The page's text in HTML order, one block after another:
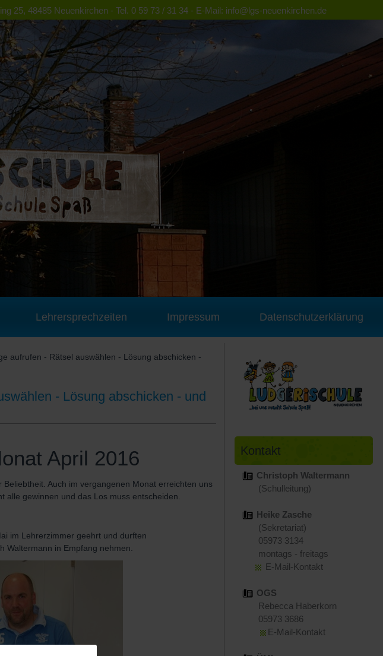
25, 48485 Neuenkirchen - Tel. 0 59 73 / 31 34 - E-Mail: info@lgs-neuenkirchen.de
Lehrersprechzeiten Impressum Datenschutzerklärung
aufrufen - Rätsel auswählen - Lösung abschicken -
- Lösung abschicken - und
April 2016
Auch im vergangenen Monat erreichten uns
alle gewinnen und das Los muss entscheiden.
im Lehrerzimmer geehrt und durften
Waltermann in Empfang nehmen.
Kontakt
Christoph Waltermann
(Schulleitung)
Heike Zasche
(Sekretariat)
05973 3134
montags - freitags
E-Mail-Kontakt
OGS
Rebecca Haberkorn
05973 3686
E-Mail-Kontakt